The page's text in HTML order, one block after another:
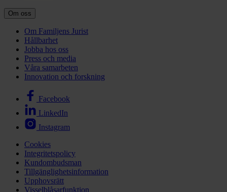
Om oss
Om Familjens Jurist
Hållbarhet
Jobba hos oss
Press och media
Våra samarbeten
Innovation och forskning
Facebook
LinkedIn
Instagram
Cookies
Integritetspolicy
Kundombudsman
Tillgänglighetsinformation
Upphovsrätt
Visselblåsarfunktion